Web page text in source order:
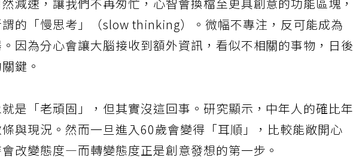
減速，讓我們不再匆忙，心智會換檔至更具創意的功能區塊，
的「慢思考」（slow thinking）。微幅不專注，反可能成為
因為分心會讓大腦接收到額外資訊，看似不相關的事物，日後
鍵。
是「老頑固」，但其實沒這回事。研究顯示，中年人的確比年
與現況。然而一旦進入60歲會變得「耳順」，比較能敞開心
改變態度—而轉變態度正是創意發想的第一步。